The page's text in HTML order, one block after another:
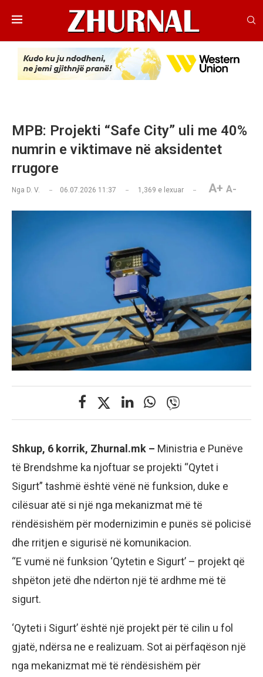
MPB: Projekti “Safe City” uli me 40%
numrin e viktimave në aksidentet
rrugore
Nga D. V. 06.07.2026 11:37 1,369 e lexuar A+ A-
Shkup, 6 korrik, Zhurnal.mk – Ministria e Punëve
të Brendshme ka njoftuar se projekti “Qytet i
Sigurt” tashmë është vënë në funksion, duke e
cilësuar atë si një nga mekanizmat më të
rëndësishëm për modernizimin e punës së policisë
dhe rritjen e sigurisë në komunikacion.
“E vumë në funksion ‘Qytetin e Sigurt’ – projekt që
shpëton jetë dhe ndërton një të ardhme më të
sigurt.
‘Qyteti i Sigurt’ është një projekt për të cilin u fol
gjatë, ndërsa ne e realizuam. Sot ai përfaqëson një
nga mekanizmat më të rëndësishëm për